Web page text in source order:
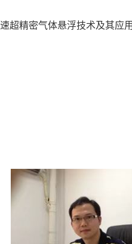
超精密气体悬浮技术及其应用